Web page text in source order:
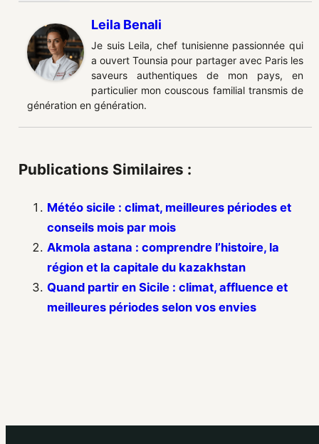
Leila Benali
Je suis Leila, chef tunisienne passionnée qui
a ouvert Tounsia pour partager avec Paris les
saveurs authentiques de mon pays, en
particulier mon couscous familial transmis de
génération en génération.
Publications Similaires :
Météo sicile : climat, meilleures périodes et
conseils mois par mois
Akmola astana : comprendre l’histoire, la
région et la capitale du kazakhstan
Quand partir en Sicile : climat, affluence et
meilleures périodes selon vos envies